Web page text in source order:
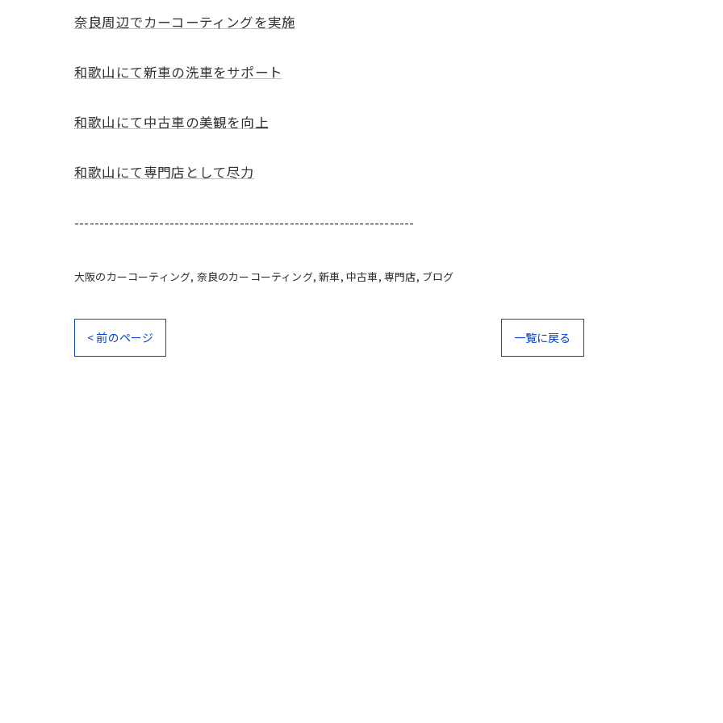
奈良周辺でカーコーティングを実施
和歌山にて新車の洗車をサポート
和歌山にて中古車の美観を向上
和歌山にて専門店として尽力
--------------------------------------------------------------------
大阪のカーコーティング 奈良のカーコーティング 新車 中古車 専門店 ブログ
< 前のページ 一覧に戻る